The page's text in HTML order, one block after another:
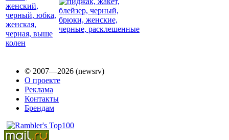
© 2007—2026 (newsrv)
О проекте
Реклама
Контакты
Брендам